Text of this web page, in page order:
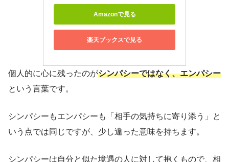
Amazonで見る
楽天ブックスで見る
個人的に心に残ったのがシンパシーではなく、エンパシー
という言葉です。
シンパシーもエンパシーも「相手の気持ちに寄り添う」と
いう点では同じですが、少し違った意味を持ちます。
シンパシーは自分と似た境遇の人に対して抱くもので、相